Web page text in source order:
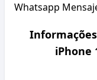
Whatsapp
iPhone